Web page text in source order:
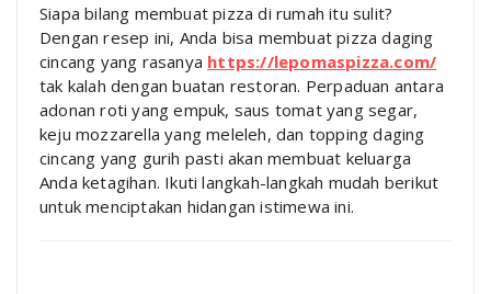
Siapa bilang membuat pizza di rumah itu sulit?
Dengan resep ini, Anda bisa membuat pizza daging
cincang yang rasanya https://lepomaspizza.com/
tak kalah dengan buatan restoran. Perpaduan antara
adonan roti yang empuk, saus tomat yang segar,
keju mozzarella yang meleleh, dan topping daging
cincang yang gurih pasti akan membuat keluarga
Anda ketagihan. Ikuti langkah-langkah mudah berikut
untuk menciptakan hidangan istimewa ini.